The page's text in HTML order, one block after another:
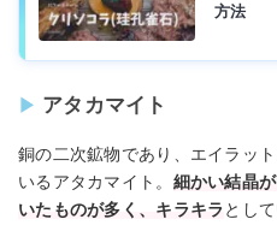
方法
アタカマイト
銅の二次鉱物であり、エイラッ
いるアタカマイト。 細かい結晶
いたものが多く、キラキラ として